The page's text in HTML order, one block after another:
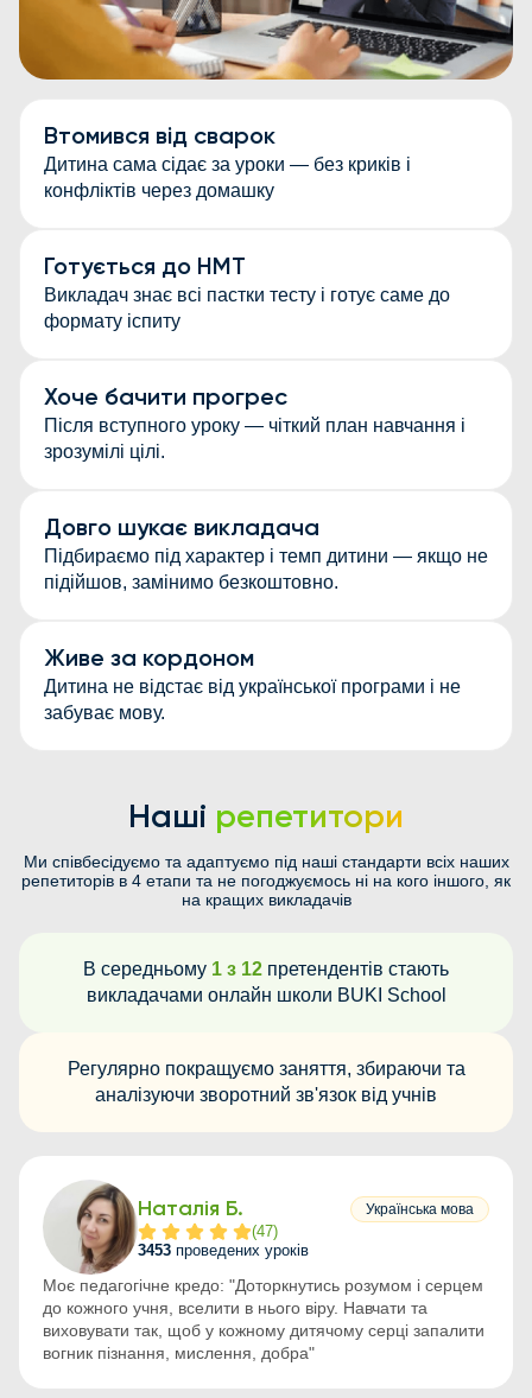
Втомився від сварок
Дитина сама сідає за уроки — без криків і
конфліктів через домашку
Готується до НМТ
Викладач знає всі пастки тесту і готує саме до
формату іспиту
Хоче бачити прогрес
Після вступного уроку — чіткий план навчання і
зрозумілі цілі.
Довго шукає викладача
Підбираємо під характер і темп дитини — якщо не
підійшов, замінимо безкоштовно.
Живе за кордоном
Дитина не відстає від української програми і не
забуває мову.
Наші репетитори
Ми співбесідуємо та адаптуємо під наші стандарти всіх наших
репетиторів в 4 етапи та не погоджуємось ні на кого іншого, як
на кращих викладачів
В середньому 1 з 12 претендентів стають
викладачами онлайн школи BUKI School
Регулярно покращуємо заняття, збираючи та
аналізуючи зворотний зв'язок від учнів
Наталія Б. Українська мова
(47)
3453 проведених уроків
Моє педагогічне кредо: "Доторкнутись розумом і серцем
до кожного учня, вселити в нього віру. Навчати та
виховувати так, щоб у кожному дитячому серці запалити
вогник пізнання, мислення, добра"